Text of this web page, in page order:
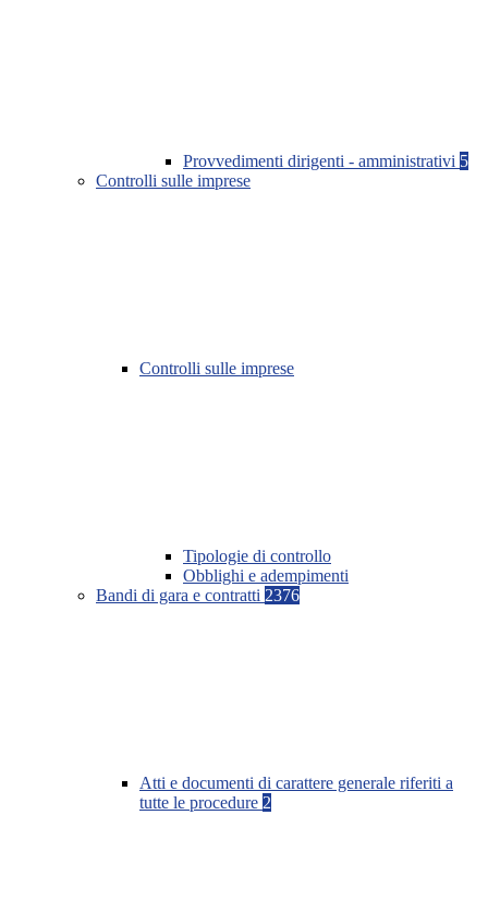
Provvedimenti dirigenti - amministrativi 5
Controlli sulle imprese
Controlli sulle imprese
Tipologie di controllo
Obblighi e adempimenti
Bandi di gara e contratti 2376
Atti e documenti di carattere generale riferiti a
tutte le procedure 2